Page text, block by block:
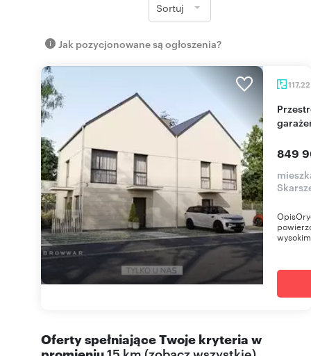
Sortuj
Jak pozycjonowane są ogłoszenia?
117,22
Przestronne 117 m² dwupoziomowe mieszkanie z
849
Oferty spełniające Twoje kryteria w